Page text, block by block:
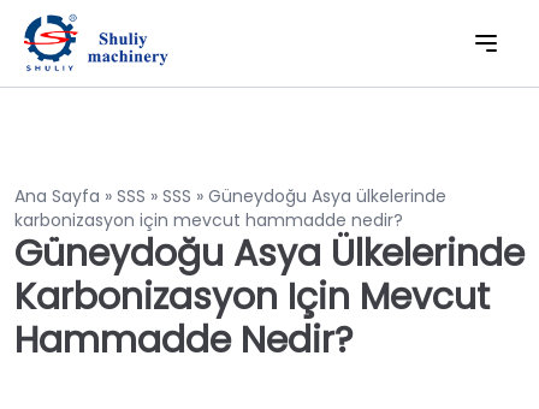
Ana Sayfa » SSS » SSS » Güneydoğu Asya ülkelerinde
karbonizasyon için mevcut hammadde nedir?
Güneydoğu Asya Ülkelerinde
Karbonizasyon Için Mevcut
Hammadde Nedir?